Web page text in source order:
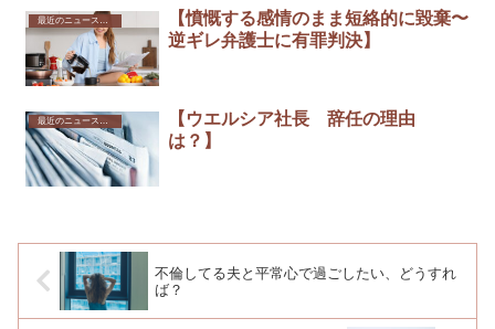
【憤慨する感情のまま短絡的に毀棄〜
逆ギレ弁護士に有罪判決】
最近のニュースから
【ウエルシア社長 辞任の理由
は？】
不倫してる夫と平常心で過ごしたい、どうすれ
ば？